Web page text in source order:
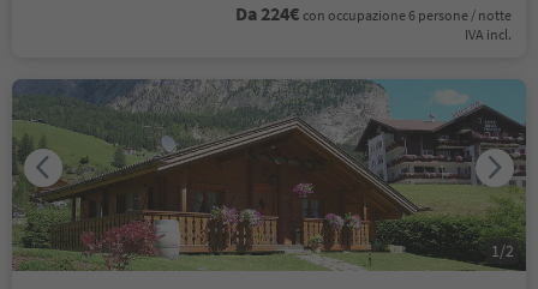
Da 224€ con occupazione 6 persone / notte
IVA incl.
1/2